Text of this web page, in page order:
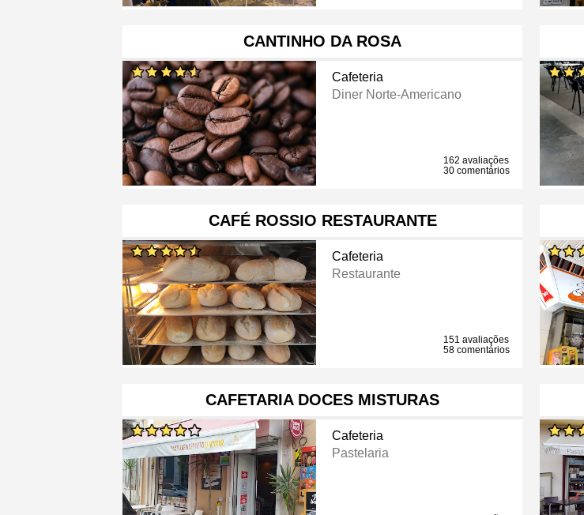
CANTINHO DA ROSA
Cafeteria
Diner Norte-Americano
162 avaliações
30 comentários
CAFÉ ROSSIO RESTAURANTE
Cafeteria
Restaurante
151 avaliações
58 comentários
CAFETARIA DOCES MISTURAS
Cafeteria
Pastelaria